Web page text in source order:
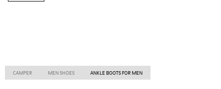
CAMPER MEN SHOES ANKLE BOOTS FOR MEN